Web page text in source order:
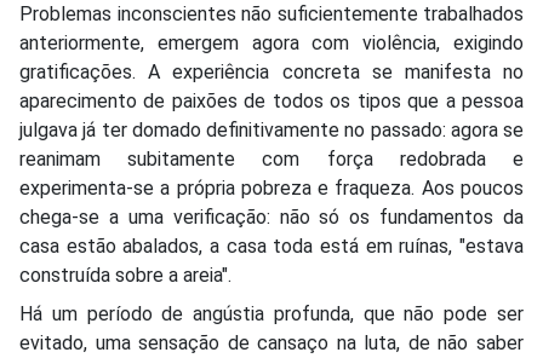
Problemas inconscientes não suficientemente trabalhados
anteriormente, emergem agora com violência, exigindo
gratificações. A experiência concreta se manifesta no
aparecimento de paixões de todos os tipos que a pessoa
julgava já ter domado definitivamente no passado: agora se
reanimam subitamente com força redobrada e
experimenta-se a própria pobreza e fraqueza. Aos poucos
chega-se a uma verificação: não só os fundamentos da
casa estão abalados, a casa toda está em ruínas, "estava
construída sobre a areia".
Há um período de angústia profunda, que não pode ser
evitado, uma sensação de cansaço na luta, de não saber